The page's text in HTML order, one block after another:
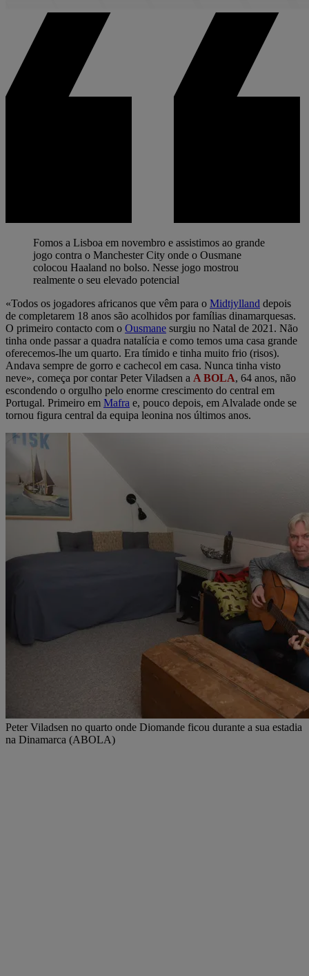
Fomos a Lisboa em novembro e assistimos ao grande
jogo contra o Manchester City onde o Ousmane
colocou Haaland no bolso. Nesse jogo mostrou
realmente o seu elevado potencial
«Todos os jogadores africanos que vêm para o Midtjylland depois
de completarem 18 anos são acolhidos por famílias dinamarquesas.
O primeiro contacto com o Ousmane surgiu no Natal de 2021. Não
tinha onde passar a quadra natalícia e como temos uma casa grande
oferecemos-lhe um quarto. Era tímido e tinha muito frio (risos).
Andava sempre de gorro e cachecol em casa. Nunca tinha visto
neve», começa por contar Peter Viladsen a A BOLA, 64 anos, não
escondendo o orgulho pelo enorme crescimento do central em
Portugal. Primeiro em Mafra e, pouco depois, em Alvalade onde se
tornou figura central da equipa leonina nos últimos anos.
Peter Viladsen no quarto onde Diomande ficou durante a sua estadia
na Dinamarca (ABOLA)